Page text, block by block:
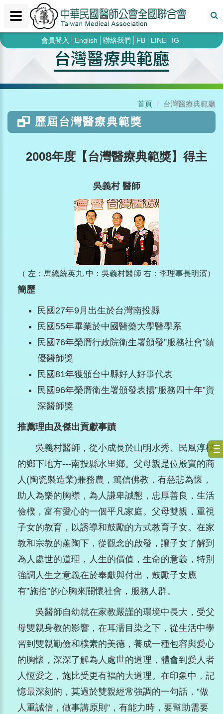
會員登入 English 聯絡我們 FB LINE IG
台灣醫療典範廳
首頁 台灣醫療典範廳
歷屆台灣醫療典範獎
2008年度【台灣醫療典範獎】得主
吳義村 醫師
（ 左：馬總統英九 中：吳義村醫師 右：李理事長明濱）
簡歷
民國27年9月出生於台灣南投縣
民國55年畢業於中國醫藥大學醫學系
民國76年榮膺行政院衛生署頒發”服務社會”績
優醫師獎
民國81年獲頒台中縣好人好事代表
民國96年榮膺衛生署頒發表揚”服務四十年”資
深醫師獎
推薦理由及傑出貢獻事蹟
吳義村醫師，從小成長於山明水秀、民風淳樸
的鄉下地方---南投縣水里鄉。父母親是位殷實的商
人(陶瓷製造業)兼務農，篤信佛教，有慈悲為懷，
助人為樂的胸襟，為人謙卑誠懇，忠厚善良，生活
儉樸，富有愛心的一個平凡家庭。父母雙親，重視
子女的教育，以誘導和鼓勵的方式教育子女。在家
教和宗教的薰陶下，從觀念的啟發，讓子女了解到
為人處世的道理，人生的價值，生命的意義，特別
強調人生之意義在於奉獻與付出，鼓勵子女應
有”施捨”的心胸來關懷社會，服務人群。
吳醫師自幼就在家教嚴謹的環境中長大，受父
母雙親身教的影響，在耳濡目染之下，從生活中學
習到雙親勤儉和樸素的美德，養成一種包容與愛心
的胸懷，深深了解為人處世的道理，體會到愛人者
人恆愛之，施比受更有福的大道理。在印象中，記
憶最深刻的，莫過於雙親經常強調的一句話，”做
人重誠信，做事講原則”，有能力時，要幫助需要